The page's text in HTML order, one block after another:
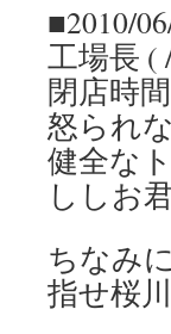
■2010/
工場長 (
閉店時
怒られ
健全な
ししお
ちなみ
指せ桜